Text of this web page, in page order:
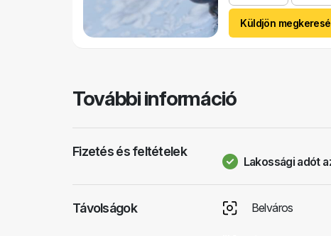
Küldjön
További információ
Fizetés és feltételek
Lakossági adót
Távolságok Belváros